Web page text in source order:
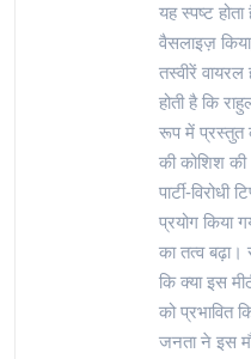
यह स्पष्ट
वैसलाइज़
तस्वीरें
होती है कि
रूप में प्रस्तुत
की कोशिश
प्रयोग किया
का तत्व
कि क्या इस
को प्रभावित
जनता ने इस